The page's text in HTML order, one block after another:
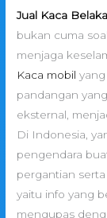
Jual Kaca
bukan cuma
menjaga
Kaca mobil
pandangan
eksternal,
Di Indonesia,
pengendara
pergantian
yaitu info yang
mengupas